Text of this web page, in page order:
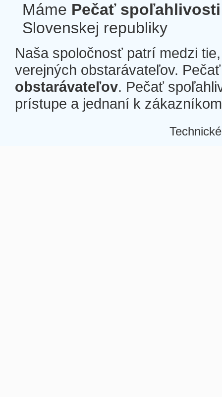
Máme Pečať spoľahlivosti
Slovenskej republiky
Naša spoločnosť patrí medzi
verejných obstarávateľov.
obstarávateľov. Pečať
prístupe a jednaní k